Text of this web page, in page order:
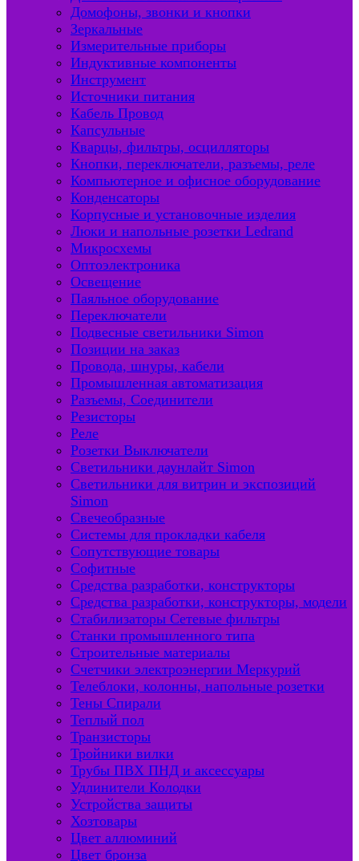
Домофоны, звонки и кнопки
Зеркальные
Измерительные приборы
Индуктивные компоненты
Инструмент
Источники питания
Кабель Провод
Капсульные
Кварцы, фильтры, осцилляторы
Кнопки, переключатели, разъемы, реле
Компьютерное и офисное оборудование
Конденсаторы
Корпусные и установочные изделия
Люки и напольные розетки Ledrand
Микросхемы
Оптоэлектроника
Освещение
Паяльное оборудование
Переключатели
Подвесные светильники Simon
Позиции на заказ
Провода, шнуры, кабели
Промышленная автоматизация
Разъемы, Соединители
Резисторы
Реле
Розетки Выключатели
Светильники даунлайт Simon
Светильники для витрин и экспозиций
Simon
Свечеобразные
Системы для прокладки кабеля
Сопутствующие товары
Софитные
Средства разработки, конструкторы
Средства разработки, конструкторы, модели
Стабилизаторы Сетевые фильтры
Станки промышленного типа
Строительные материалы
Счетчики электроэнергии Меркурий
Телеблоки, колонны, напольные розетки
Тены Спирали
Теплый пол
Транзисторы
Тройники вилки
Трубы ПВХ ПНД и аксессуары
Удлинители Колодки
Устройства защиты
Хозтовары
Цвет аллюминий
Цвет бронза